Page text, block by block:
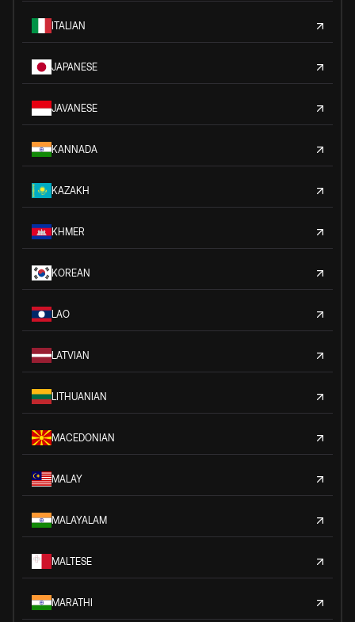
ITALIAN
JAPANESE
JAVANESE
KANNADA
KAZAKH
KHMER
KOREAN
LAO
LATVIAN
LITHUANIAN
MACEDONIAN
MALAY
MALAYALAM
MALTESE
MARATHI